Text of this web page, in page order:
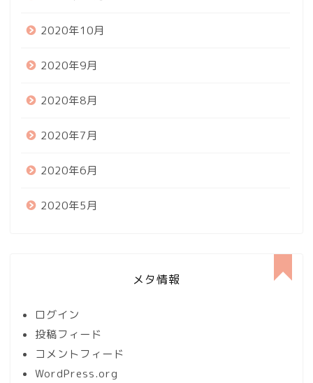
2020年10月
2020年9月
2020年8月
2020年7月
2020年6月
2020年5月
メタ情報
ログイン
投稿フィード
コメントフィード
WordPress.org